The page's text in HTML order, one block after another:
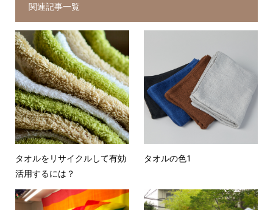
関連記事一覧
タオルをリサイクルして有効
活用するには？
タオルの色1